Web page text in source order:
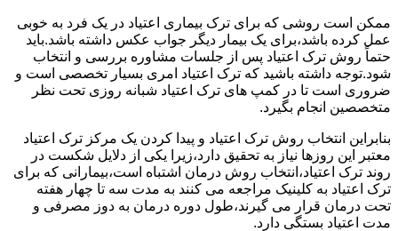
ممکن است روشی که برای ترک بیماری اعتیاد در یک فرد به خوبی
عمل کرده باشد،برای یک بیمار دیگر جواب عکس داشته باشد.باید
حتماً روش ترک اعتیاد پس از جلسات مشاوره بررسی و انتخاب
شود.توجه داشته باشید که ترک اعتیاد امری بسیار تخصصی است و
ضروری است تا در کمپ های ترک اعتیاد شبانه روزی تحت نظر
متخصصین انجام بگیرد.
بنابراین انتخاب روش ترک اعتیاد و پیدا کردن یک مرکز ترک اعتیاد
معتبر این روزها نیاز به تحقیق دارد،زیرا یکی از دلایل شکست در
روند ترک اعتیاد،انتخاب روش درمان اشتباه است،بیمارانی که برای
ترک اعتیاد به کلینیک مراجعه می کنند به مدت سه تا چهار هفته
تحت درمان قرار می گیرند،طول دوره درمان به دوز مصرفی و
مدت اعتیاد بستگی دارد.